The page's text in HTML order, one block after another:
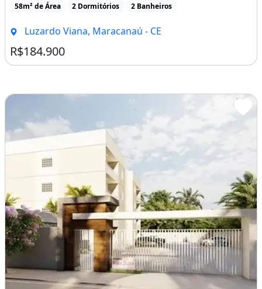
58m² de Área 2 Dormitórios 2 Banheiros
Luzardo Viana, Maracanaú - CE
R$184.900